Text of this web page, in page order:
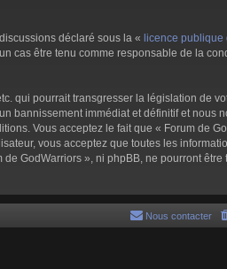
déclaré sous la « licence publique
cas être tenu comme responsable de la
qui pourrait transgresser la législation de
immédiat et définitif et nous
Vous acceptez le fait que « Forum de
vous acceptez que toutes les
GodWarriors », ni phpBB, ne pourront
Nous contacter